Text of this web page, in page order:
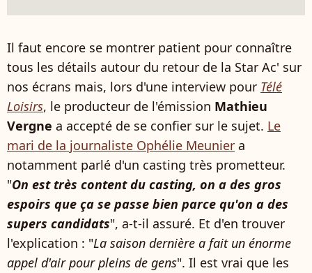
Il faut encore se montrer patient pour connaître
tous les détails autour du retour de la Star Ac' sur
nos écrans mais, lors d'une interview pour Télé
Loisirs, le producteur de l'émission Mathieu
Vergne a accepté de se confier sur le sujet. Le
mari de la journaliste Ophélie Meunier a
notamment parlé d'un casting très prometteur.
"On est très content du casting, on a des gros
espoirs que ça se passe bien parce qu'on a des
supers candidats", a-t-il assuré. Et d'en trouver
l'explication : "La saison dernière a fait un énorme
appel d'air pour pleins de gens". Il est vrai que les